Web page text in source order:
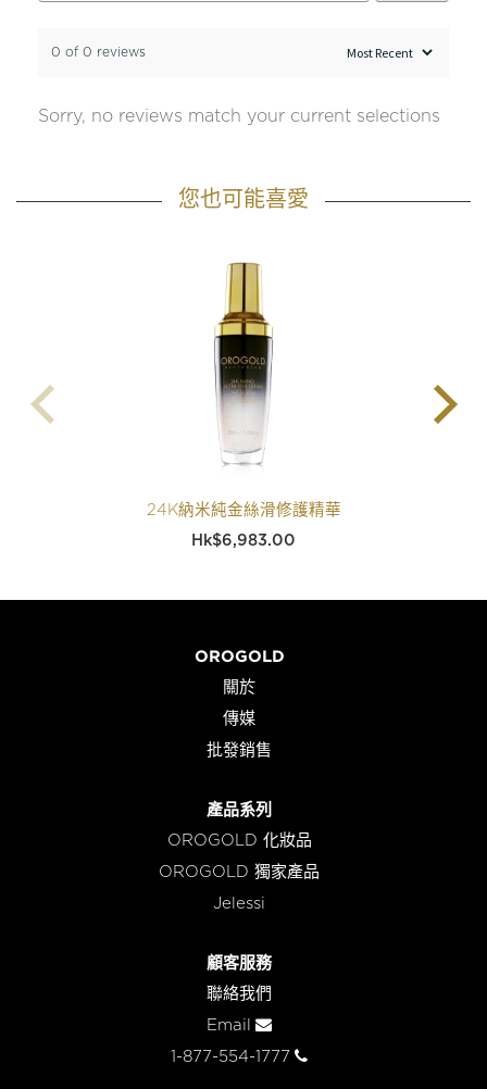
0 of 0 reviews
Sorry, no reviews match your current selections
您也可能喜愛
24K納米純金絲滑修護精華
$6,983.00
OROGOLD
關於
傳媒
批發銷售
產品系列
OROGOLD 化妝品
OROGOLD 獨家產品
Jelessi
顧客服務
聯絡我們
Email
1-877-554-1777